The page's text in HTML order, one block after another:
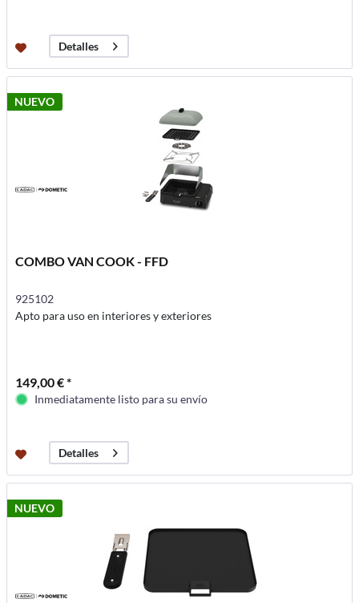
Detalles
NUEVO
COMBO VAN COOK - FFD
925102
Apto para uso en interiores y exteriores
149,00 € *
Inmediatamente listo para su envío
Detalles
NUEVO